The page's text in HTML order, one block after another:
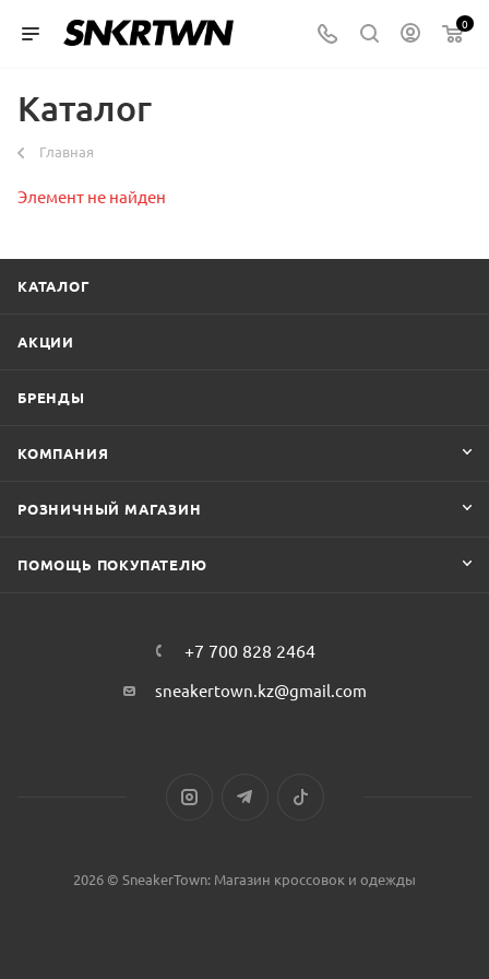
0
Каталог
Главная
Элемент не найден
КАТАЛОГ
АКЦИИ
БРЕНДЫ
КОМПАНИЯ
РОЗНИЧНЫЙ МАГАЗИН
ПОМОЩЬ ПОКУПАТЕЛЮ
+7 700 828 2464
sneakertown.kz@gmail.com
2026 © SneakerTown: Магазин кроссовок и одежды